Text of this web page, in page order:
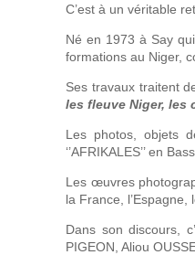
C’est à un véritable
Né en 1973 à Say
formations au Niger,
Ses travaux traitent
les fleuve Niger, les
Les photos, objets
‘’AFRIKALES’’ en
Les œuvres
la France, l’Espagne,
Dans son discours,
PIGEON, Aliou